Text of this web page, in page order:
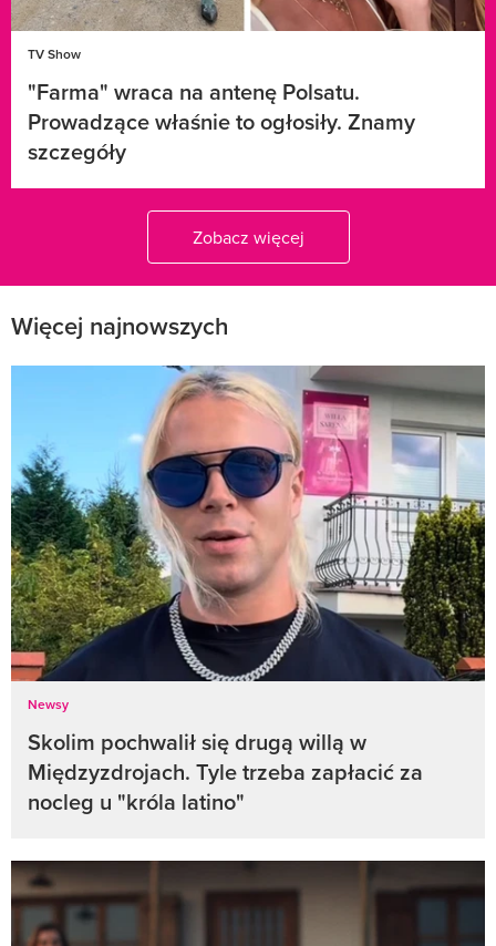
TV Show
"Farma" wraca na antenę Polsatu.
Prowadzące właśnie to ogłosiły. Znamy
szczegóły
Zobacz więcej
Więcej najnowszych
Newsy
Skolim pochwalił się drugą willą w
Międzyzdrojach. Tyle trzeba zapłacić za
nocleg u "króla latino"